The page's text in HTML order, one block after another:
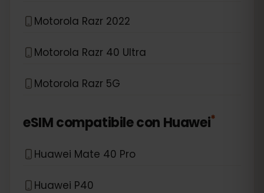
Motorola Razr 2022
Motorola Razr 40 Ultra
Motorola Razr 5G
eSIM compatibile con Huawei*
Huawei Mate 40 Pro
Huawei P40